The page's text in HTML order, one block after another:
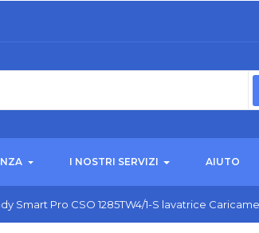
I NOSTRI SERVIZI AIUTO
Smart Pro CSO 1285TW4/1-S lavatrice